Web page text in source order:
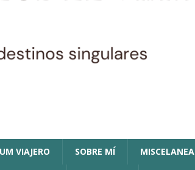
VIAJERO SOBRE MÍ MISCELANEA